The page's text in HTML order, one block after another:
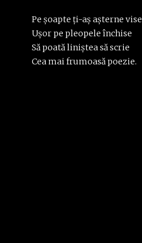
Pe şoapte ţi-aş aşterne vise
Uşor pe pleopele închise
Să poată liniştea să scrie
Cea mai frumoasă poezie.